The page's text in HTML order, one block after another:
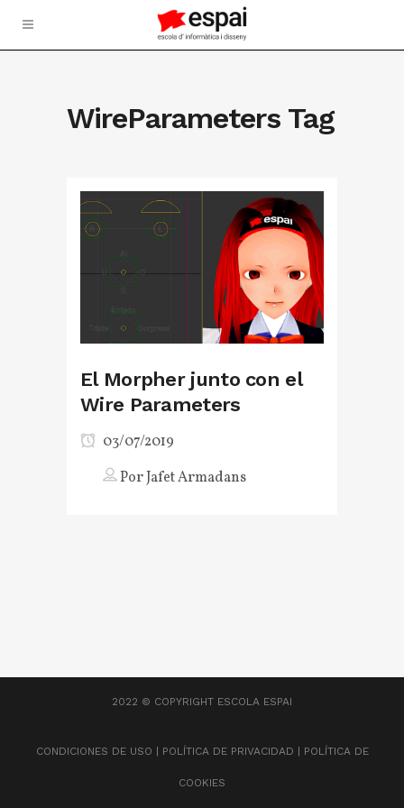
WireParameters Tag
El Morpher junto con el
Wire Parameters
03/07/2019
PorJafet Armadans
2022 © COPYRIGHT ESCOLA ESPAI
CONDICIONES DE USO POLÍTICA DE PRIVACIDAD POLÍTICA DE
COOKIES